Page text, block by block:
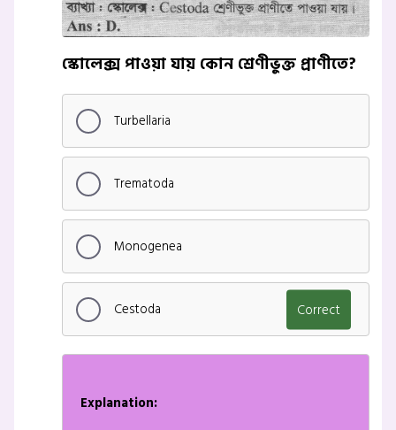
স্কোলেক্স পাওয়া যায় কোন শ্রেণীভুক্ত প্রাণীতে?
Turbellaria
Trematoda
Monogenea
Cestoda Correct
Explanation: